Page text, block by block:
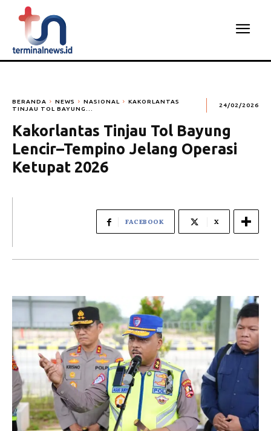
BERANDA NEWS NASIONAL
KAKORLANTAS
TINJAU TOL BAYUNG...
24/02/2026
Kakorlantas Tinjau Tol Bayung
Lencir–Tempino Jelang Operasi
Ketupat 2026
FACEBOOK X